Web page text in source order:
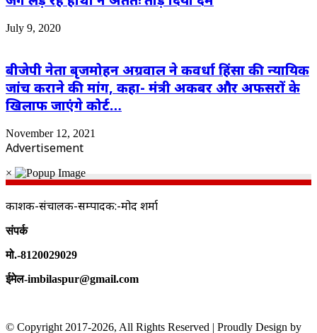
July 9, 2020
बीजेपी नेता बृजमोहन अग्रवाल ने कवर्धा हिंसा की न्यायिक
जांच कराने की मांग, कहा- मंत्री अकबर और अफसरों के
खिलाफ जाएंगे कोर्ट…
November 12, 2021
Advertisement
×
प्रकाशक-संचालक-सम्पादक:-प्रमोद शर्मा
संपर्क
मो.-8120029029
ईमेल-imbilaspur@gmail.com
© Copyright 2017-2026, All Rights Reserved | Proudly Design by